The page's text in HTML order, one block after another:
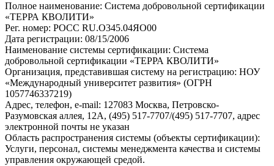
Полное наименование: Система добровольной сертификации
«ТЕРРА КВОЛИТИ»
Рег. номер: РОСС RU.О345.04ЯО00
Дата регистрации: 08/15/2006
Наименование системы сертификации: Система
добровольной сертификации «ТЕРРА КВОЛИТИ»
Организация, представившая систему на регистрацию: НОУ
«Международный университет развития» (ОГРН
1057746337219)
Адрес, телефон, e-mail: 127083 Москва, Петровско-
Разумовская аллея, 12А, (495) 517-7707/(495) 517-7707, адрес
электронной почты не указан
Область распространения системы (объекты сертификации):
Услуги, персонал, системы менеджмента качества и системы
управления окружающей средой.